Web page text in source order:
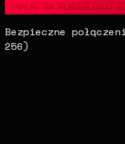
ZAPŁAĆ 59 PLNODBLOKUJ
Bezpieczne
256)